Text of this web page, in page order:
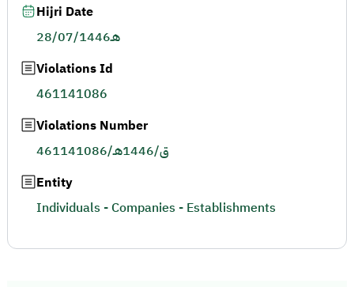
Hijri Date
28/07/1446هـ
Violations Id
461141086
Violations Number
461141086/ق/1446هـ
Entity
Individuals - Companies - Establishments